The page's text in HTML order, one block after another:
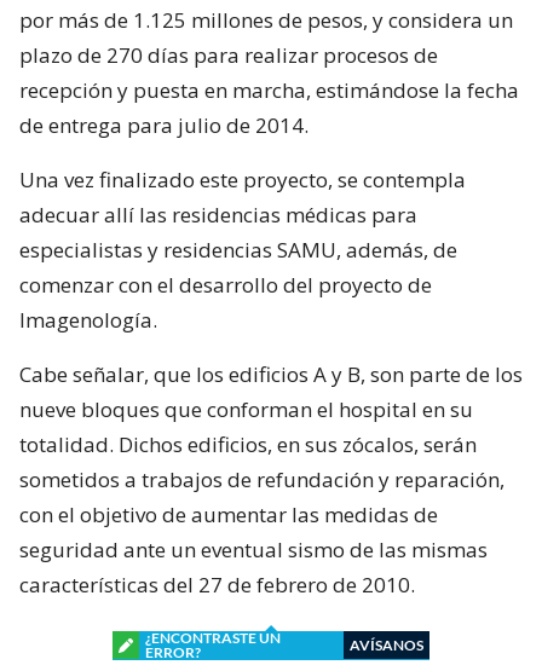
por más de 1.125 millones de pesos, y considera un
plazo de 270 días para realizar procesos de
recepción y puesta en marcha, estimándose la fecha
de entrega para julio de 2014.
Una vez finalizado este proyecto, se contempla
adecuar allí las residencias médicas para
especialistas y residencias SAMU, además, de
comenzar con el desarrollo del proyecto de
Imagenología.
Cabe señalar, que los edificios A y B, son parte de los
nueve bloques que conforman el hospital en su
totalidad. Dichos edificios, en sus zócalos, serán
sometidos a trabajos de refundación y reparación,
con el objetivo de aumentar las medidas de
seguridad ante un eventual sismo de las mismas
características del 27 de febrero de 2010.
¿ENCONTRASTE UN
ERROR?
AVÍSANOS